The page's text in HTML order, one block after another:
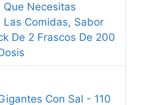
Que Necesitas
Las Comidas, Sabor
De 2 Frascos De 200
Con Sal - 110